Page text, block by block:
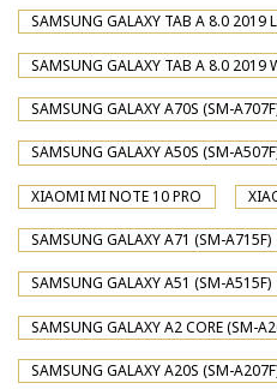
SAMSUNG GALAXY TAB A 8.0 2019
SAMSUNG GALAXY TAB A 8.0 2019
SAMSUNG GALAXY A70S (SM-
SAMSUNG GALAXY A50S (SM-
XIAOMI MI NOTE 10 PRO
SAMSUNG GALAXY A71 (SM-A715F)
SAMSUNG GALAXY A51 (SM-A515F)
SAMSUNG GALAXY A2 CORE (SM-
SAMSUNG GALAXY A20S (SM-